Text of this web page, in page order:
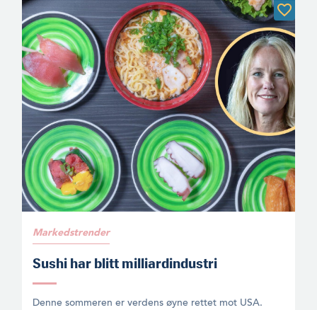
Markedstrender
Sushi har blitt milliardindustri
Denne sommeren er verdens øyne rettet mot USA.